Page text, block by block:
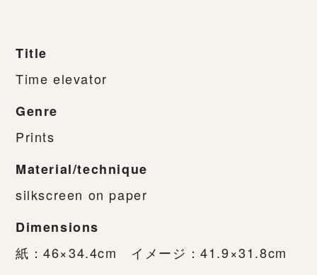
Title
Time elevator
Genre
Prints
Material/technique
silkscreen on paper
Dimensions
紙：46×34.4cm イメージ：41.9×31.8cm